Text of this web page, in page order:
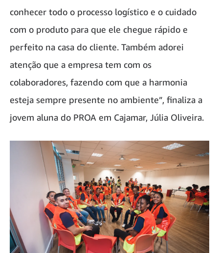
conhecer todo o processo logístico e o cuidado
com o produto para que ele chegue rápido e
perfeito na casa do cliente. Também adorei
atenção que a empresa tem com os
colaboradores, fazendo com que a harmonia
esteja sempre presente no ambiente”, finaliza a
jovem aluna do PROA em Cajamar, Júlia Oliveira.